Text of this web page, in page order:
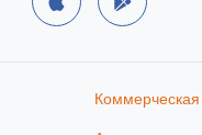
Коммерческая